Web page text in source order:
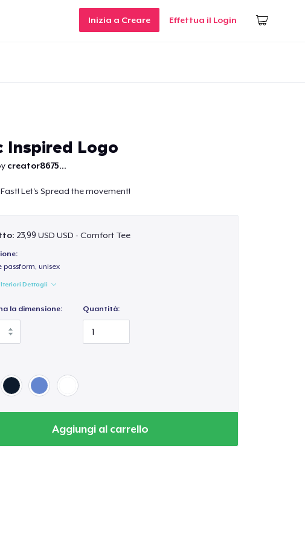
Inizia a Creare Effettua il Login
Inspired Logo
creator8675...
Let's Spread the movement!
23,99 USD USD - Comfort Tee
passform, unisex
Dettagli
la dimensione: Quantità:
Aggiungi al carrello